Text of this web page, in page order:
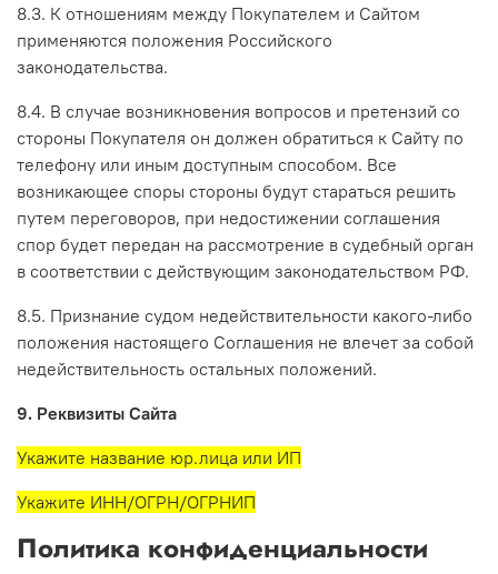
8.3. К отношениям между Покупателем и Сайтом
применяются положения Российского
законодательства.
8.4. В случае возникновения вопросов и претензий со
стороны Покупателя он должен обратиться к Сайту по
телефону или иным доступным способом. Все
возникающее споры стороны будут стараться решить
путем переговоров, при недостижении соглашения
спор будет передан на рассмотрение в судебный орган
в соответствии с действующим законодательством РФ.
8.5. Признание судом недействительности какого-либо
положения настоящего Соглашения не влечет за собой
недействительность остальных положений.
9. Реквизиты Сайта
Укажите название юр.лица или ИП
Укажите ИНН/ОГРН/ОГРНИП
Политика конфиденциальности